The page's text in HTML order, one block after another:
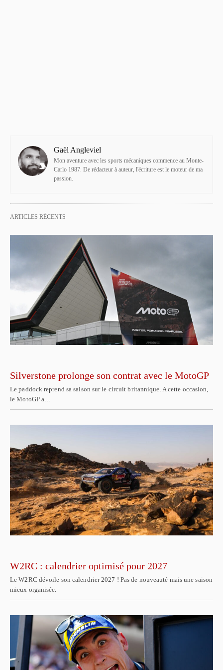
Gaël Angleviel
Mon aventure avec les sports mécaniques commence au Monte-
Carlo 1987. De rédacteur à auteur, l'écriture est le moteur de ma
passion.
ARTICLES RÉCENTS
Silverstone prolonge son contrat avec le MotoGP
Le paddock reprend sa saison sur le circuit britannique. A cette occasion,
le MotoGP a…
W2RC : calendrier optimisé pour 2027
Le W2RC dévoile son calendrier 2027 ! Pas de nouveauté mais une saison
mieux organisée.